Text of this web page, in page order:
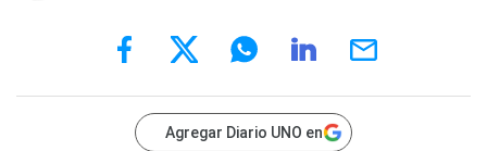
Agregar Diario UNO en